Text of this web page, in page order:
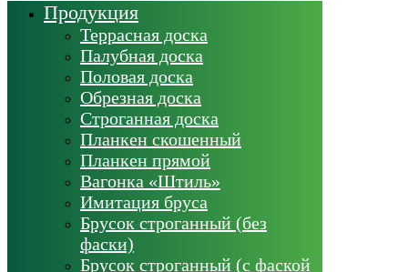
Продукция
Террасная доска
Палубная доска
Половая доска
Обрезная доска
Строганная доска
Планкен скошенный
Планкен прямой
Вагонка «Штиль»
Имитация бруса
Брусок строганный (без
фаски)
Брусок строганный (с фаской